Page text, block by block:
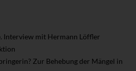
Interview mit Hermann Löffler
Zur Behebung der Mängel in